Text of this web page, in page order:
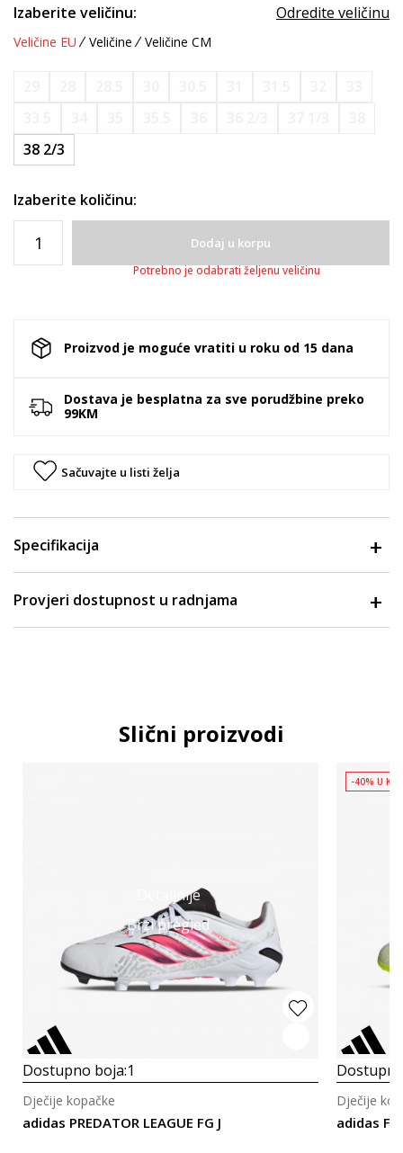
Izaberite veličinu: Odredite veličinu
Veličine EU Veličine Veličine CM
38 2/3
Izaberite količinu:
Dodaj u korpu
Potrebno je odabrati željenu veličinu
Proizvod je moguće vratiti u roku od 15 dana
Dostava je besplatna za sve porudžbine preko
99KM
Sačuvajte u listi želja
Specifikacija
Provjeri dostupnost u radnjama
Slični proizvodi
Detaljnije
Brzi pregled
Dostupno boja:1
adidas PREDATOR LEAGUE FG J
Dječije kopačke
-40% U
adidas
Dječije